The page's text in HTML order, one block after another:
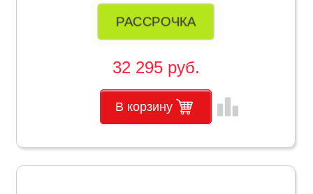
РАССРОЧКА
32 295 руб.
В корзину leaderboard